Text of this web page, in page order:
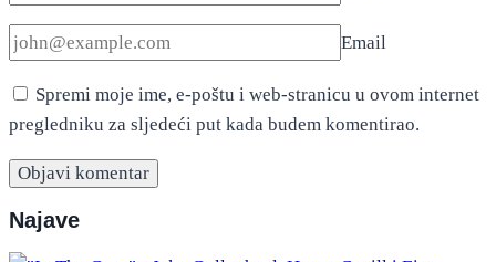
Email
Spremi moje ime, e-poštu i web-stranicu u ovom internet
pregledniku za sljedeći put kada budem komentirao.
Najave